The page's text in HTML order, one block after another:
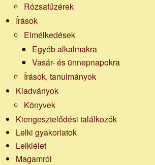
Rózsafűzérek
Írások
Elmélkedések
Egyéb alkalmakra
Vasár- és ünnepnapokra
Írások, tanulmányok
Kiadványok
Könyvek
Kiengesztelődési találkozók
Lelki gyakorlatok
Lelkiélet
Magamról